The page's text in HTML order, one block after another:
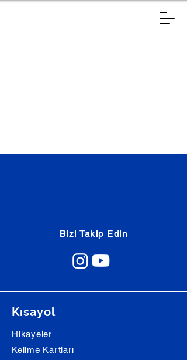
Bizi Takip Edin
Kısayol
Hikayeler
Kelime Kartları